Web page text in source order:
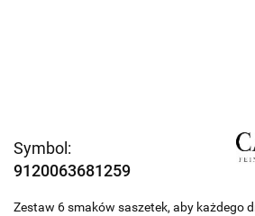
Symbol:
9120063681259
Zestaw 6 smaków saszetek, aby każdego